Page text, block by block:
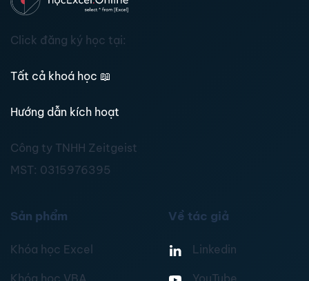
Click đăng ký học tại:
Tất cả khoá học 📖
Hướng dẫn kích hoạt
Công ty TNHH Zeitgeist
MST: 0315976395
Sản phẩm
Khóa học Excel
Về tác giả
Linkedin